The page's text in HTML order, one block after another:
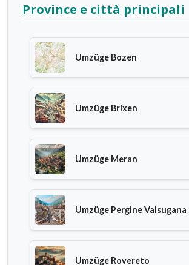
Province e città principali
Umzüge Bozen
Umzüge Brixen
Umzüge Meran
Umzüge Pergine Valsugana
Umzüge Rovereto